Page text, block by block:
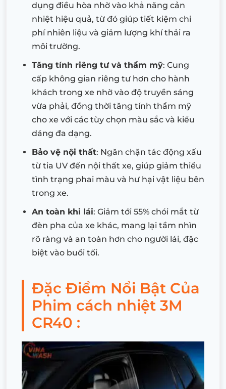
dụng điều hòa nhờ vào khả năng cản
nhiệt hiệu quả, từ đó giúp tiết kiệm chi
phí nhiên liệu và giảm lượng khí thải ra
môi trường.
Tăng tính riêng tư và thẩm mỹ: Cung
cấp không gian riêng tư hơn cho hành
khách trong xe nhờ vào độ truyền sáng
vừa phải, đồng thời tăng tính thẩm mỹ
cho xe với các tùy chọn màu sắc và kiểu
dáng đa dạng.
Bảo vệ nội thất: Ngăn chặn tác động xấu
từ tia UV đến nội thất xe, giúp giảm thiểu
tình trạng phai màu và hư hại vật liệu bên
trong xe.
An toàn khi lái: Giảm tới 55% chói mắt từ
đèn pha của xe khác, mang lại tầm nhìn
rõ ràng và an toàn hơn cho người lái, đặc
biệt vào buổi tối.
Đặc Điểm Nổi Bật Của
Phim cách nhiệt 3M
CR40 :